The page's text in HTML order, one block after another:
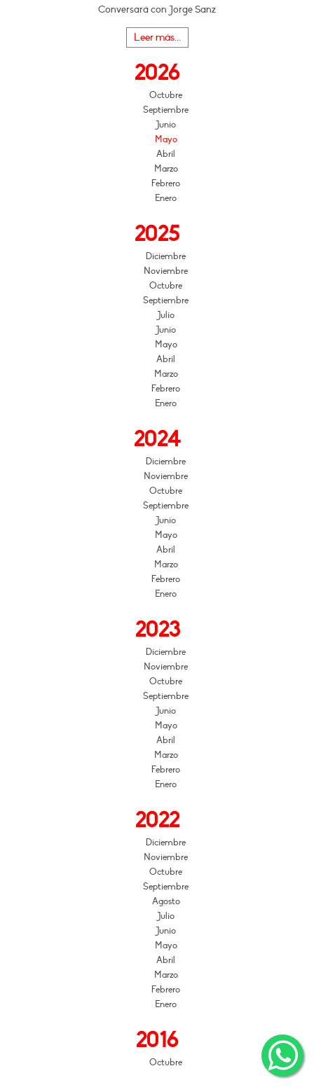
Conversará con Jorge Sanz
Leer más...
2026
Octubre
Septiembre
Junio
Mayo
Abril
Marzo
Febrero
Enero
2025
Diciembre
Noviembre
Octubre
Septiembre
Julio
Junio
Mayo
Abril
Marzo
Febrero
Enero
2024
Diciembre
Noviembre
Octubre
Septiembre
Junio
Mayo
Abril
Marzo
Febrero
Enero
2023
Diciembre
Noviembre
Octubre
Septiembre
Junio
Mayo
Abril
Marzo
Febrero
Enero
2022
Diciembre
Noviembre
Octubre
Septiembre
Agosto
Julio
Junio
Mayo
Abril
Marzo
Febrero
Enero
2016
Octubre